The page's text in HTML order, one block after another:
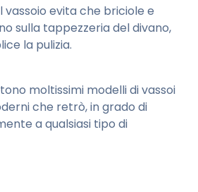
vassoio evita che briciole e
sulla tappezzeria del divano,
la pulizia.
moltissimi modelli di vassoi
che retrò, in grado di
a qualsiasi tipo di